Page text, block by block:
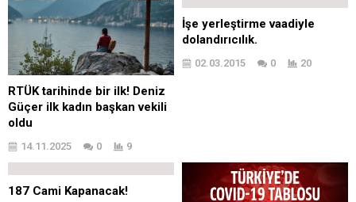
RTÜK tarihinde bir ilk! Deniz
Güçer ilk kadın başkan vekili
oldu
14.11.2025 0 9
İşe yerleştirme vaadiyle
dolandırıcılık.
02.03.2015 0 20
187 Cami Kapanacak!